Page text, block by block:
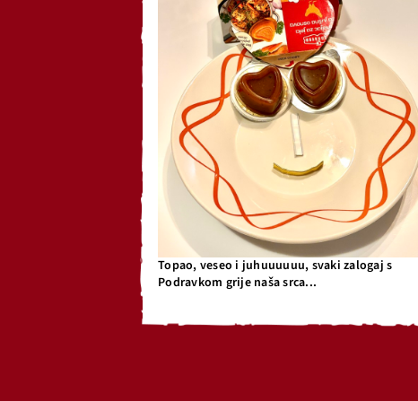
Topao, veseo i juhuuuuuu, svaki zalogaj s
Podravkom grije naša srca...